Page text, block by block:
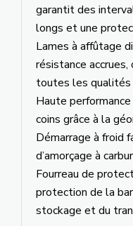
garantit des
longs et une
Lames à affûtage
résistance
toutes les qualités
Haute
coins grâce à la
Démarrage à froid
d’amorçage à
Fourreau de
protection de la
stockage et du